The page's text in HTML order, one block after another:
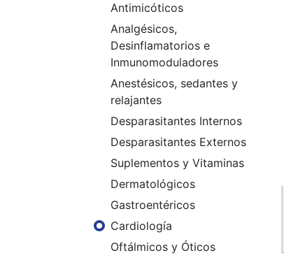
Antimicóticos
Analgésicos,
Desinflamatorios e
Inmunomoduladores
Anestésicos, sedantes y
relajantes
Desparasitantes Internos
Desparasitantes Externos
Suplementos y Vitaminas
Dermatológicos
Gastroentéricos
Cardiología
Oftálmicos y Óticos